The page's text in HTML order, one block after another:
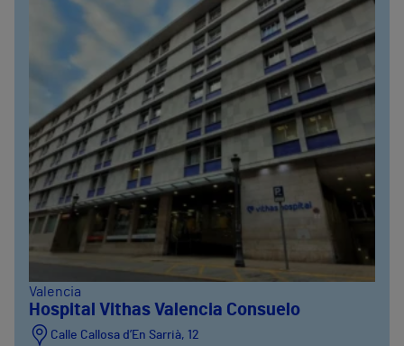
Valencia
Hospital Vithas Valencia Consuelo
Calle Callosa d’En Sarrià, 12